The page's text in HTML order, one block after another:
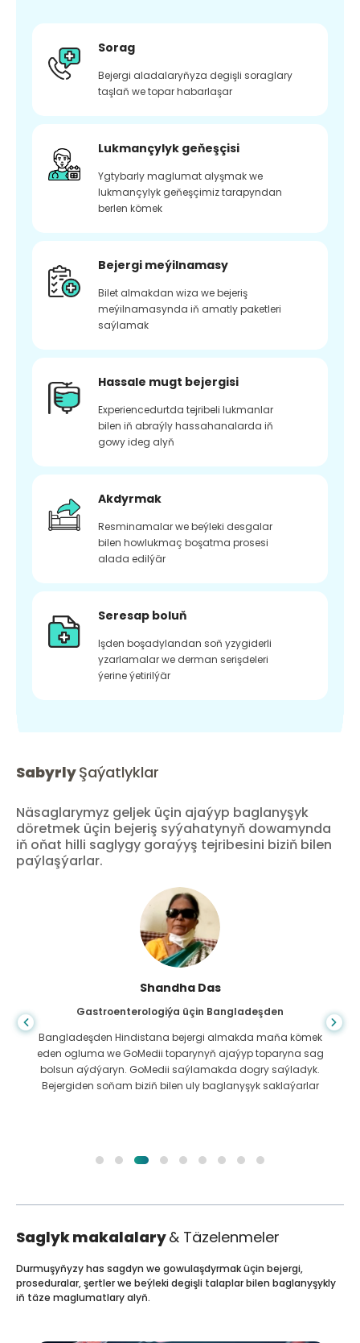
Sorag
Bejergi aladalaryňyza degişli soraglary
taşlaň we topar habarlaşar
Lukmançylyk geňeşçisi
Ygtybarly maglumat alyşmak we
lukmançylyk geňeşçimiz tarapyndan
berlen kömek
Bejergi meýilnamasy
Bilet almakdan wiza we bejeriş
meýilnamasynda iň amatly paketleri
saýlamak
Hassale mugt bejergisi
Experiencedurtda tejribeli lukmanlar
bilen iň abraýly hassahanalarda iň
gowy ideg alyň
Akdyrmak
Resminamalar we beýleki desgalar
bilen howlukmaç boşatma prosesi
alada edilýär
Seresap boluň
Işden boşadylandan soň yzygiderli
yzarlamalar we derman serişdeleri
ýerine ýetirilýär
SabyrlyŞaýatlyklar
Näsaglarymyz geljek üçin ajaýyp baglanyşyk
döretmek üçin bejeriş syýahatynyň dowamynda
iň oňat hilli saglygy goraýyş tejribesini biziň bilen
paýlaşýarlar.
Shandha Das
Gastroenterologiýa üçin Bangladeşden
Bangladeşden Hindistana bejergi almakda maňa kömek
eden ogluma we GoMedii toparynyň ajaýyp toparyna sag
bolsun aýdýaryn. GoMedii saýlamakda dogry saýladyk.
Bejergiden soňam biziň bilen uly baglanyşyk saklaýarlar
Saglyk makalalary& Täzelenmeler
Durmuşyňyzy has sagdyn we gowulaşdyrmak üçin bejergi,
proseduralar, şertler we beýleki degişli talaplar bilen baglanyşykly
iň täze maglumatlary alyň.